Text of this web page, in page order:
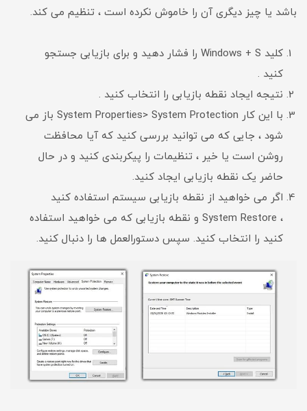
باشد یا چیز دیگری آن را خاموش نکرده است ، تنظیم می کند.
کلید Windows + S را فشار دهید و برای بازیابی جستجو
کنید .
نتیجه ایجاد نقطه بازیابی را انتخاب کنید .
با این کار System Properties> System Protection باز می
شود ، جایی که می توانید بررسی کنید که آیا محافظت
روشن است یا خیر ، تنظیمات را پیکربندی کنید و در حال
حاضر یک نقطه بازیابی ایجاد کنید.
اگر می خواهید از نقطه بازیابی سیستم استفاده کنید
، System Restore و نقطه بازیابی که می خواهید استفاده
کنید را انتخاب کنید. سپس دستورالعمل ها را دنبال کنید.